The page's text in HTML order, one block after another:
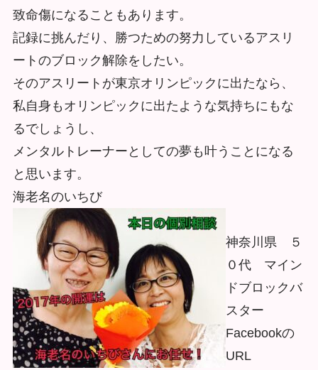
致命傷になることもあります。
記録に挑んだり、勝つための努力しているアスリ
ートのブロック解除をしたい。
そのアスリートが東京オリンピックに出たなら、
私自身もオリンピックに出たような気持ちにもな
るでしょうし、
メンタルトレーナーとしての夢も叶うことになる
と思います。
海老名のいちび
神奈川県 ５
０代 マイン
ドブロックバ
スター
Facebookの
URL